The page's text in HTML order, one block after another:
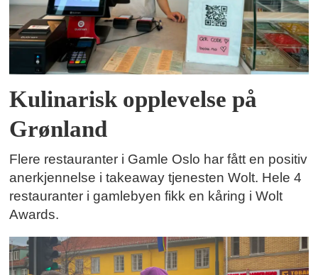
Kulinarisk opplevelse på
Grønland
Flere restauranter i Gamle Oslo har fått en positiv
anerkjennelse i takeaway tjenesten Wolt. Hele 4
restauranter i gamlebyen fikk en kåring i Wolt
Awards.